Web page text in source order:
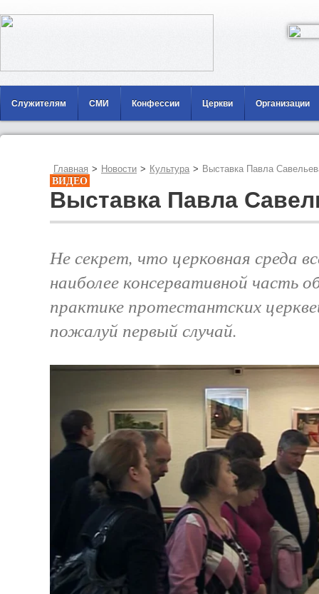
Служителям СМИ Конфессии Церкви Организации
Главная > Новости > Культура > Выставка Павла
ВИДЕО
Выставка Павла
Не секрет, что церковная среда
наиболее консервативной часть
практике протестантских
пожалуй первый случай.